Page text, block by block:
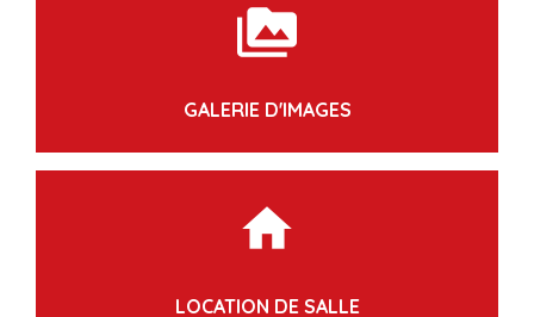
perm_media
GALERIE D'IMAGES
home
LOCATION DE SALLE